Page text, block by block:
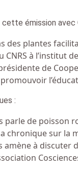
émission avec
des plantes
CNRS à l’institut
de
:
parle de poisson
chronique sur la
amène à discuter